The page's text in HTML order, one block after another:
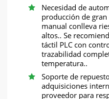
Necesidad de
producción de
manual conlleva
altos.. Se
táctil PLC con
trazabilidad
temperatura..
Soporte de
adquisiciones
proveedor para